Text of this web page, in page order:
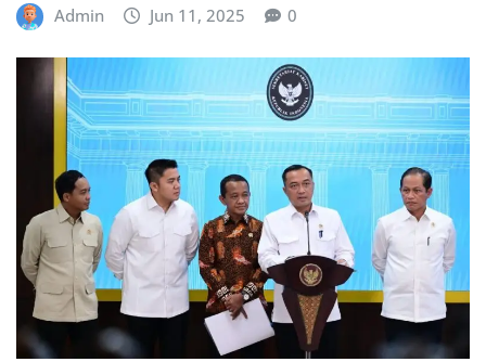
Admin Jun 11, 2025 0